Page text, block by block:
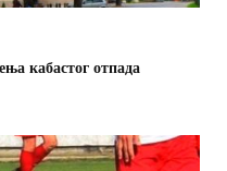
кабастог отпада